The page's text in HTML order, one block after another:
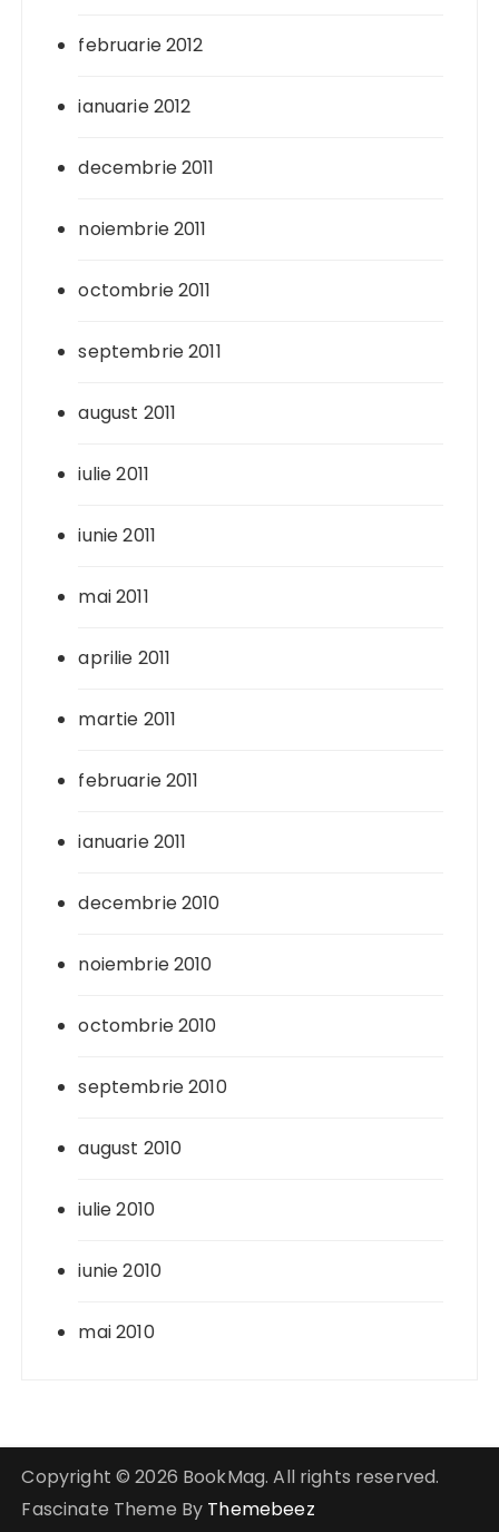
februarie 2012
ianuarie 2012
decembrie 2011
noiembrie 2011
octombrie 2011
septembrie 2011
august 2011
iulie 2011
iunie 2011
mai 2011
aprilie 2011
martie 2011
februarie 2011
ianuarie 2011
decembrie 2010
noiembrie 2010
octombrie 2010
septembrie 2010
august 2010
iulie 2010
iunie 2010
mai 2010
Copyright © 2026 BookMag. All rights reserved.
Fascinate Theme By Themebeez